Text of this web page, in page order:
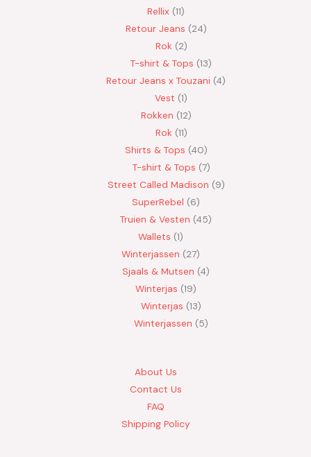
Rellix 11
Retour Jeans 24
Rok 2
T-shirt & Tops 13
Retour Jeans x Touzani 4
Vest 1
Rokken 12
Rok 11
Shirts & Tops 40
T-shirt & Tops 7
Street Called Madison 9
SuperRebel
6
Truien & Vesten 45
Wallets 1
Winterjassen
27
Sjaals & Mutsen 4
Winterjas 19
Winterjas 13
Winterjassen
5
About Us
Contact Us
FAQ
Shipping Policy